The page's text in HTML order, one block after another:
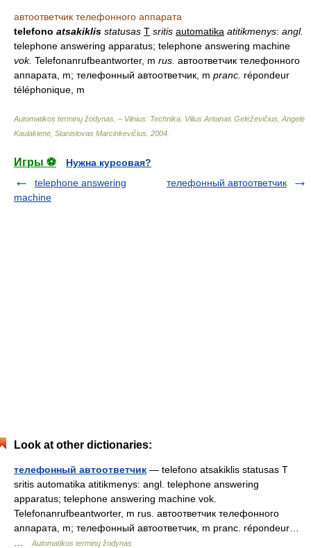
автоответчик телефонного аппарата
telefono atsakiklis statusas T sritis automatika atitikmenys: angl.
telephone answering apparatus; telephone answering machine
vok. Telefonanrufbeantworter, m rus. автоответчик телефонного
аппарата, m; телефонный автоответчик, m pranc. répondeur
téléphonique, m
Automatikos terminų žodynas. – Vilnius: Technika Vilius Antanas Geleževičius, Angelė
Kaulakienė, Stanislovas Marcinkevičius 2004
Игры ⚽
Нужна курсовая?
telephone answering
machine
телефонный автоответчик
Look at other dictionaries:
телефонный автоответчик — telefono atsakiklis statusas T
sritis automatika atitikmenys: angl. telephone answering
apparatus; telephone answering machine vok.
Telefonanrufbeantworter, m rus. автоответчик телефонного
аппарата, m; телефонный автоответчик, m pranc. répondeur…
Automatikos terminų žodynas